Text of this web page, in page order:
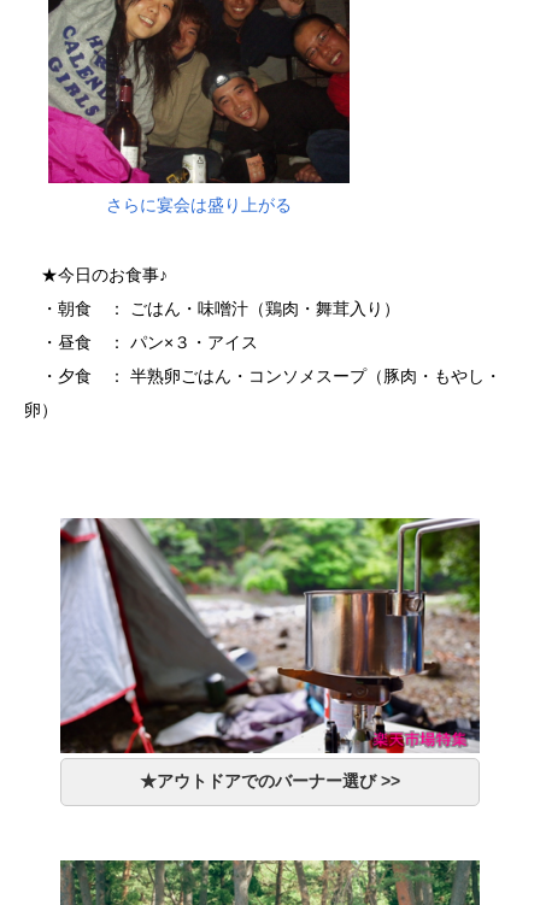
さらに宴会は盛り上がる
★今日のお食事♪
・朝食 ： ごはん・味噌汁（鶏肉・舞茸入り）
・昼食 ： パン×３・アイス
・夕食 ： 半熟卵ごはん・コンソメスープ（豚肉・もやし・
卵）
★アウトドアでのバーナー選び >>